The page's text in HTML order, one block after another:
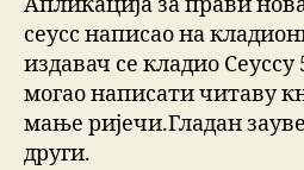
Апликација за прави
сеусс написао на
издавач се кладио Сеуссу
могао написати читаву
мање ријечи.Гладан
други.